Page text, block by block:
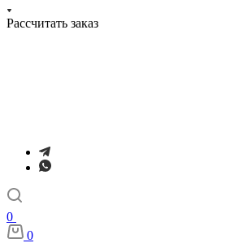
Рассчитать заказ
0
0